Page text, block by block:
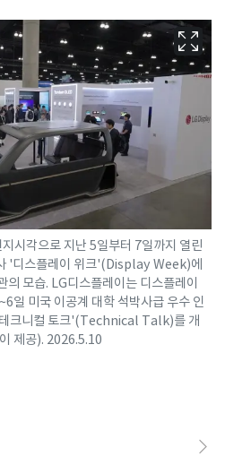
시각으로 지난 5일부터 7일까지 열린
'디스플레이 위크'(Display Week)에
모습. LG디스플레이는 디스플레이
일 미국 이공계 대학 석박사급 우수 인
크니컬 토크'(Technical Talk)를 개
제공). 2026.5.10